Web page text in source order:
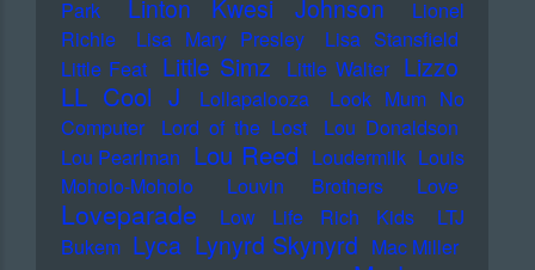
Park
Linton Kwesi Johnson
Lionel
Richie
Lisa Mary Presley
Lisa Stansfield
Little Feat Little Simz Little Walter Lizzo
LL Cool J Lollapalooza
Look Mum No
Computer
Lord of the Lost
Lou Donaldson
Lou Pearlman Lou Reed Loudermilk Louis
Moholo-Moholo
Louvin Brothers Love
Loveparade Low Life Rich Kids
LTJ
Bukem Lyca Lynyrd Skynyrd Mac Miller